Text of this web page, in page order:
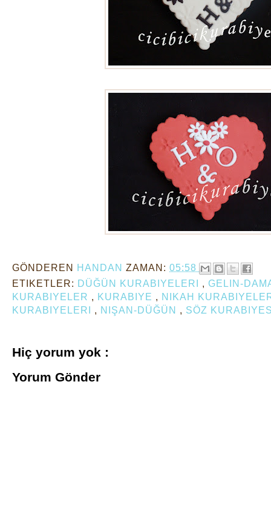
GÖNDEREN HANDAN ZAMAN: 05:58
ETIKETLER: DÜĞÜN KURABIYELERI , GELIN-
KURABIYELER , KURABIYE , NIKAH
KURABIYELERI , NIŞAN-DÜĞÜN , SÖZ
Hiç yorum yok :
Yorum Gönder